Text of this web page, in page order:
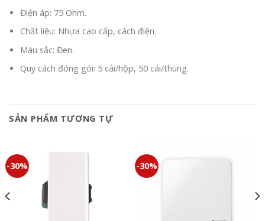
Điện áp: 75 Ohm.
Chất liệu: Nhựa cao cấp, cách điện.
Màu sắc: Đen.
Quy cách đóng gói: 5 cái/hộp, 50 cái/thùng.
SẢN PHẨM TƯƠNG TỰ
-30% -30%